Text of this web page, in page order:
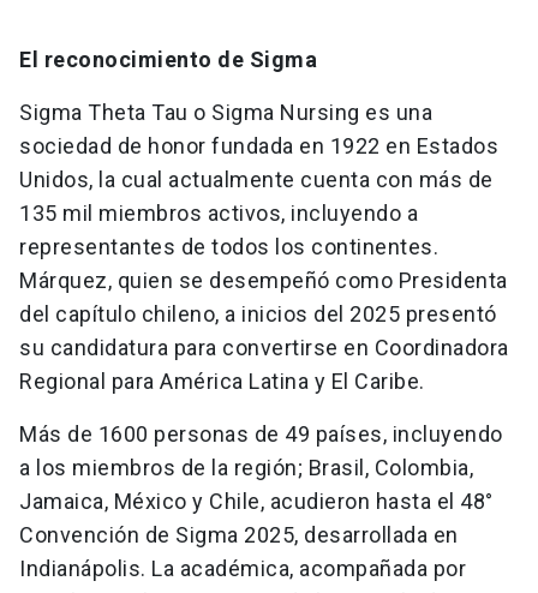
El reconocimiento de Sigma
Sigma Theta Tau o Sigma Nursing es una
sociedad de honor fundada en 1922 en Estados
Unidos, la cual actualmente cuenta con más de
135 mil miembros activos, incluyendo a
representantes de todos los continentes.
Márquez, quien se desempeñó como Presidenta
del capítulo chileno, a inicios del 2025 presentó
su candidatura para convertirse en Coordinadora
Regional para América Latina y El Caribe.
Más de 1600 personas de 49 países, incluyendo
a los miembros de la región; Brasil, Colombia,
Jamaica, México y Chile, acudieron hasta el 48°
Convención de Sigma 2025, desarrollada en
Indianápolis. La académica, acompañada por